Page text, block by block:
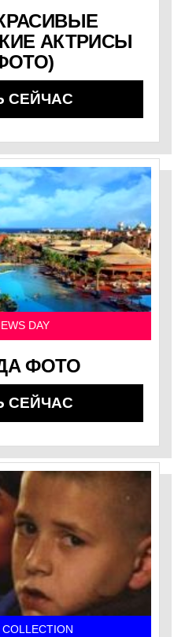
АКТРИСЫ
СЕЙЧАС
DAY
ФОТО
СЕЙЧАС